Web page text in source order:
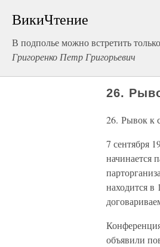
ВикиЧтение
В подполье можно встретить
Григоренко Петр Григорьевич
26.
26. Рывок к
7 сентября
начинается
находится
объявили